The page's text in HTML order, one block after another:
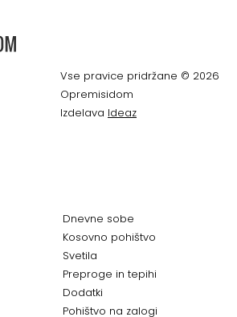
Vse pravice pridržane © 2026
Opremisidom
Izdelava Ideaz
Dnevne sobe
Kosovno pohištvo
Svetila
Preproge in tepihi
Dodatki
Pohištvo na zalogi